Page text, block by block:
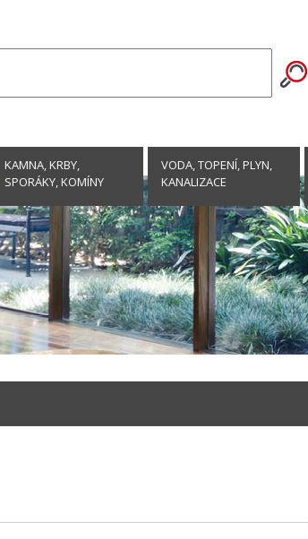
KAMNA, KRBY,
SPORÁKY, KOMÍNY
VODA, TOPENÍ, PLYN,
KANALIZACE